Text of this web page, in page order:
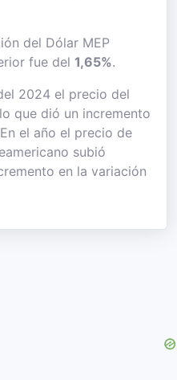
del Dólar MEP
fue del 1,65%.
2024 el precio del
que dió un incremento
el año el precio de
subió
en la variación